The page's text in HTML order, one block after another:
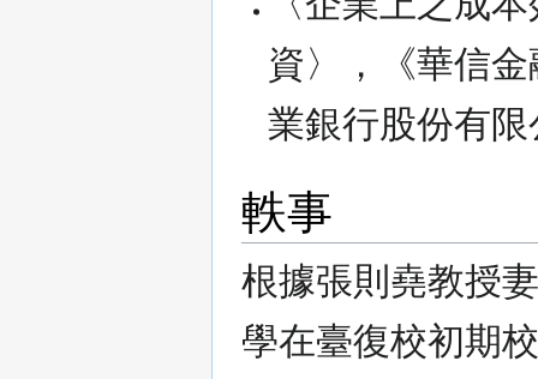
資〉，《華信
業銀行股份有限
軼事
根據張則堯教授
學在臺復校初期